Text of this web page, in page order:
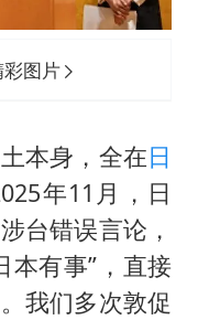
图片
本身，全在日
年11月，日
台错误言论，
本有事”，直接
我们多次敦促